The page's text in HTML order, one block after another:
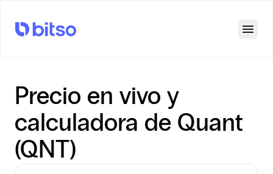
Precio en vivo y
calculadora de Quant
(QNT)